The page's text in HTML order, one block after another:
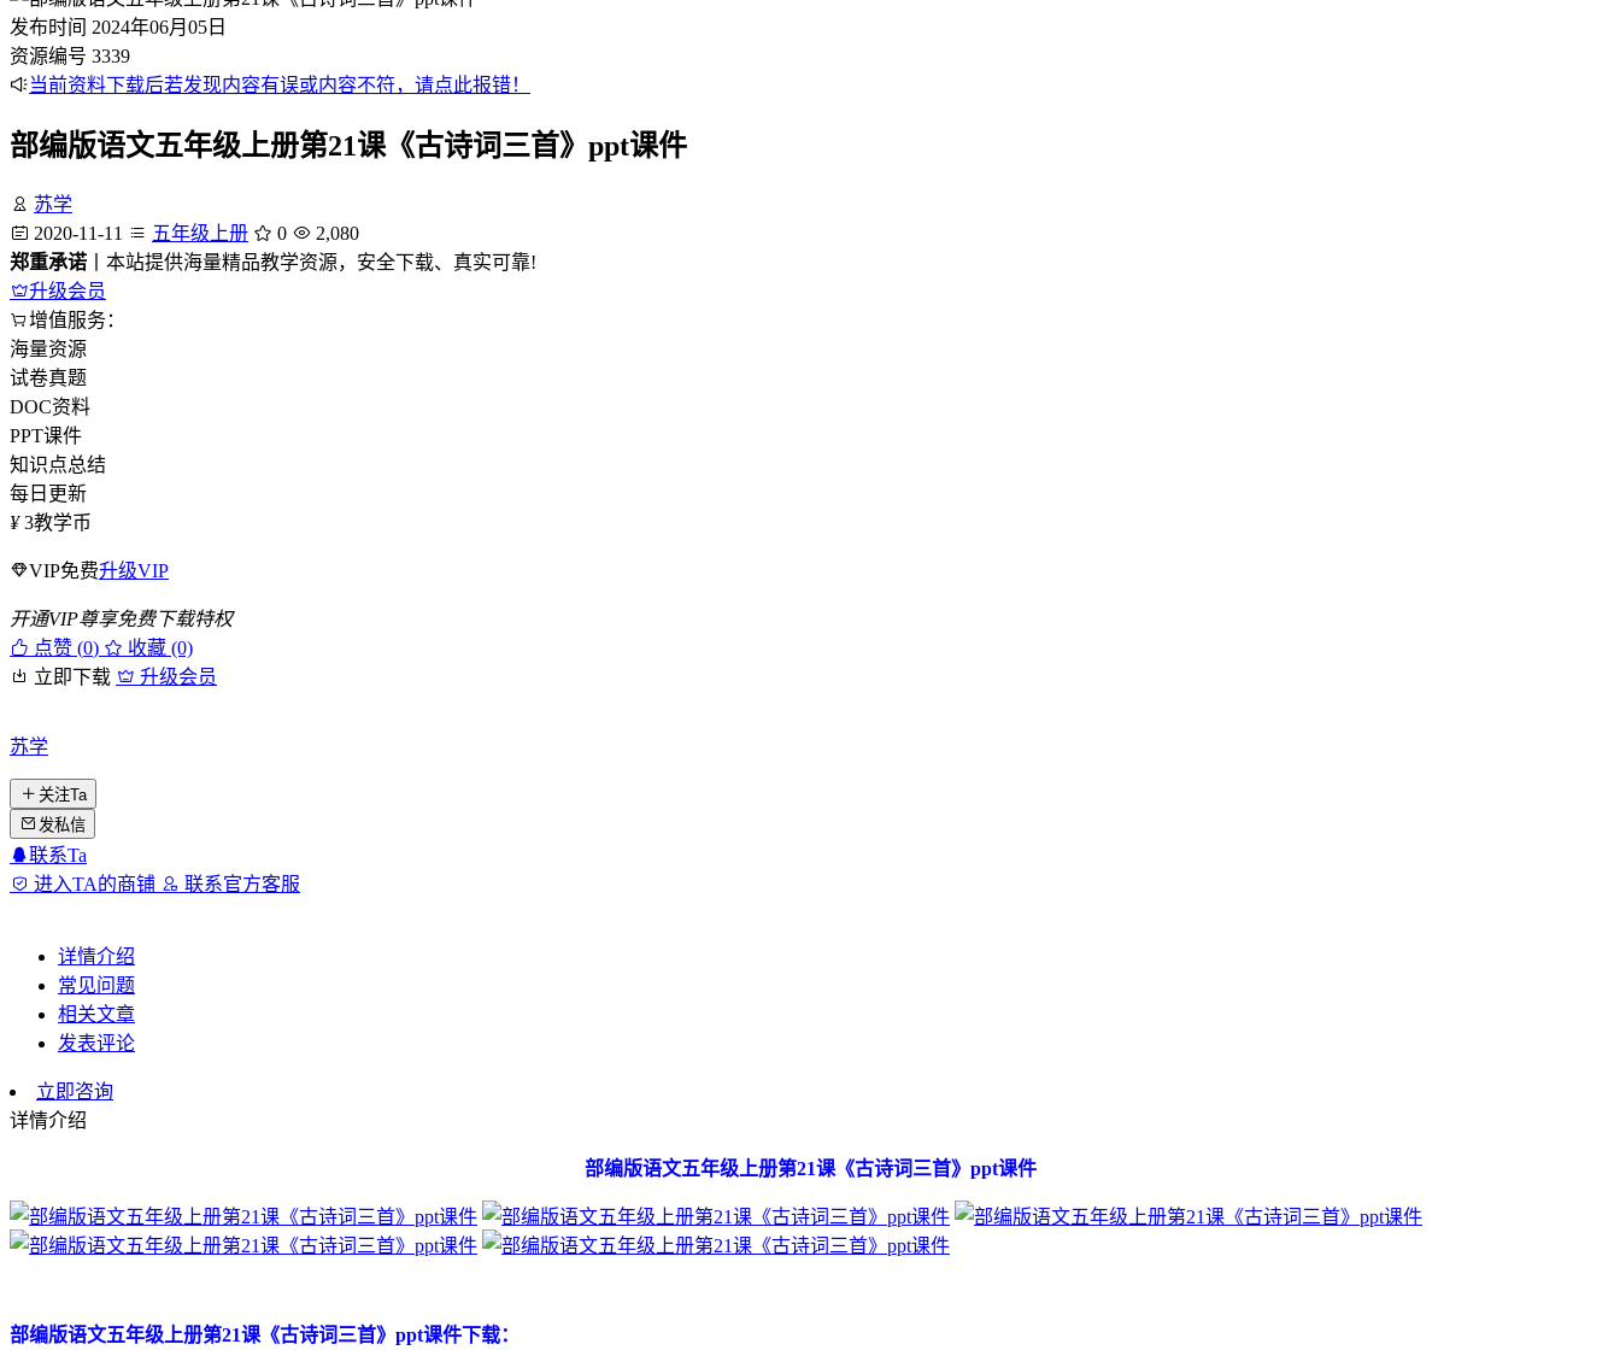
发布时间 2024年06月05日
资源编号 3339
当前资料下载后若发现内容有误或内容不符，请点此报错！
部编版语文五年级上册第21课《古诗词三首》ppt课件
苏学
2020-11-11
五年级上册 0
2,080
郑重承诺 丨本站提供海量精品教学资源，安全下载、真实可靠!
升级会员
增值服务：
海量资源
试卷真题
DOC资料
PPT课件
知识点总结
每日更新
¥ 3教学币
VIP免费升级VIP
开通VIP尊享免费下载特权
点赞 (0)
收藏 (0)
立即下载
升级会员
苏学
关注Ta
发私信
联系Ta
进入TA的商铺
联系官方客服
详情介绍
常见问题
相关文章
发表评论
立即咨询
详情介绍
部编版语文五年级上册第21课《古诗词三首》ppt课件
部编版语文五年级上册第21课《古诗词三首》ppt课件下载：